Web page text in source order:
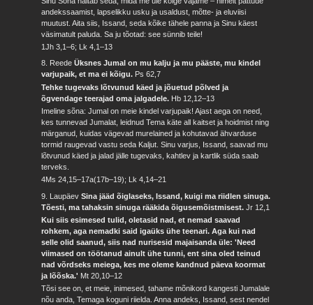
andekssaamist, lapselikku usku ja usaldust, mõtte- ja eluviisi
muutust. Aita siis, Issand, seda kõike tähele panna ja Sinu käest
väsimatult paluda. Sa ju tõotad: see sünnib teile!
1Jh 3,1–6; Lk 4,1–13
8. ReedeÜksnes Jumal on mu kalju ja mu pääste, mu kindel
varjupaik, et ma ei kõigu. Ps 62,7
Tehke tugevaks lõtvunud käed ja jõuetud põlved ja
õgvendage teerajad oma jalgadele. Hb 12,12–13
Imeline sõna: Jumal on meie kindel varjupaik! Ajast aega on need,
kes tunnevad Jumalat, leidnud Tema käte all kaitset ja hoidmist ning
märganud, kuidas vägevad murelained ja kohutavad ähvarduse
tormid raugevad vastu seda Kaljut. Sinu varjus, Issand, saavad mu
lõtvunud käed ja jalad jälle tugevaks, kahtlev ja kartlik süda saab
terveks.
4Ms 24,15–17a(17b–19); Lk 4,14–21
9. LaupäevSina jääd õiglaseks, Issand, kuigi ma riidlen sinuga.
Tõesti, ma tahaksin sinuga rääkida õigusemõistmisest.Jr 12,1
Kui siis esimesed tulid, oletasid nad, et nemad saavad
rohkem, aga nemadki said igaüks ühe teenari. Aga kui nad
selle olid saanud, siis nad nurisesid majaisanda üle: 'Need
viimased on töötanud ainult ühe tunni, ent sina oled teinud
nad võrdseks meiega, kes me oleme kandnud päeva koormat
ja lõõska.' Mt 20,10–12
Tõsi see on, et meie, inimesed, tahame mõnikord kangesti Jumalale
nõu anda, Temaga koguni riielda. Anna andeks, Issand, sest nendel